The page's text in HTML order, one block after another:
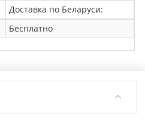
Доставка по Беларуси:
Бесплатно